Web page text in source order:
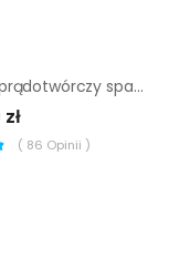
Agregat prądotwórczy spawalniczy Sumera Motor smw-220dck-K
( 86 Opinii )